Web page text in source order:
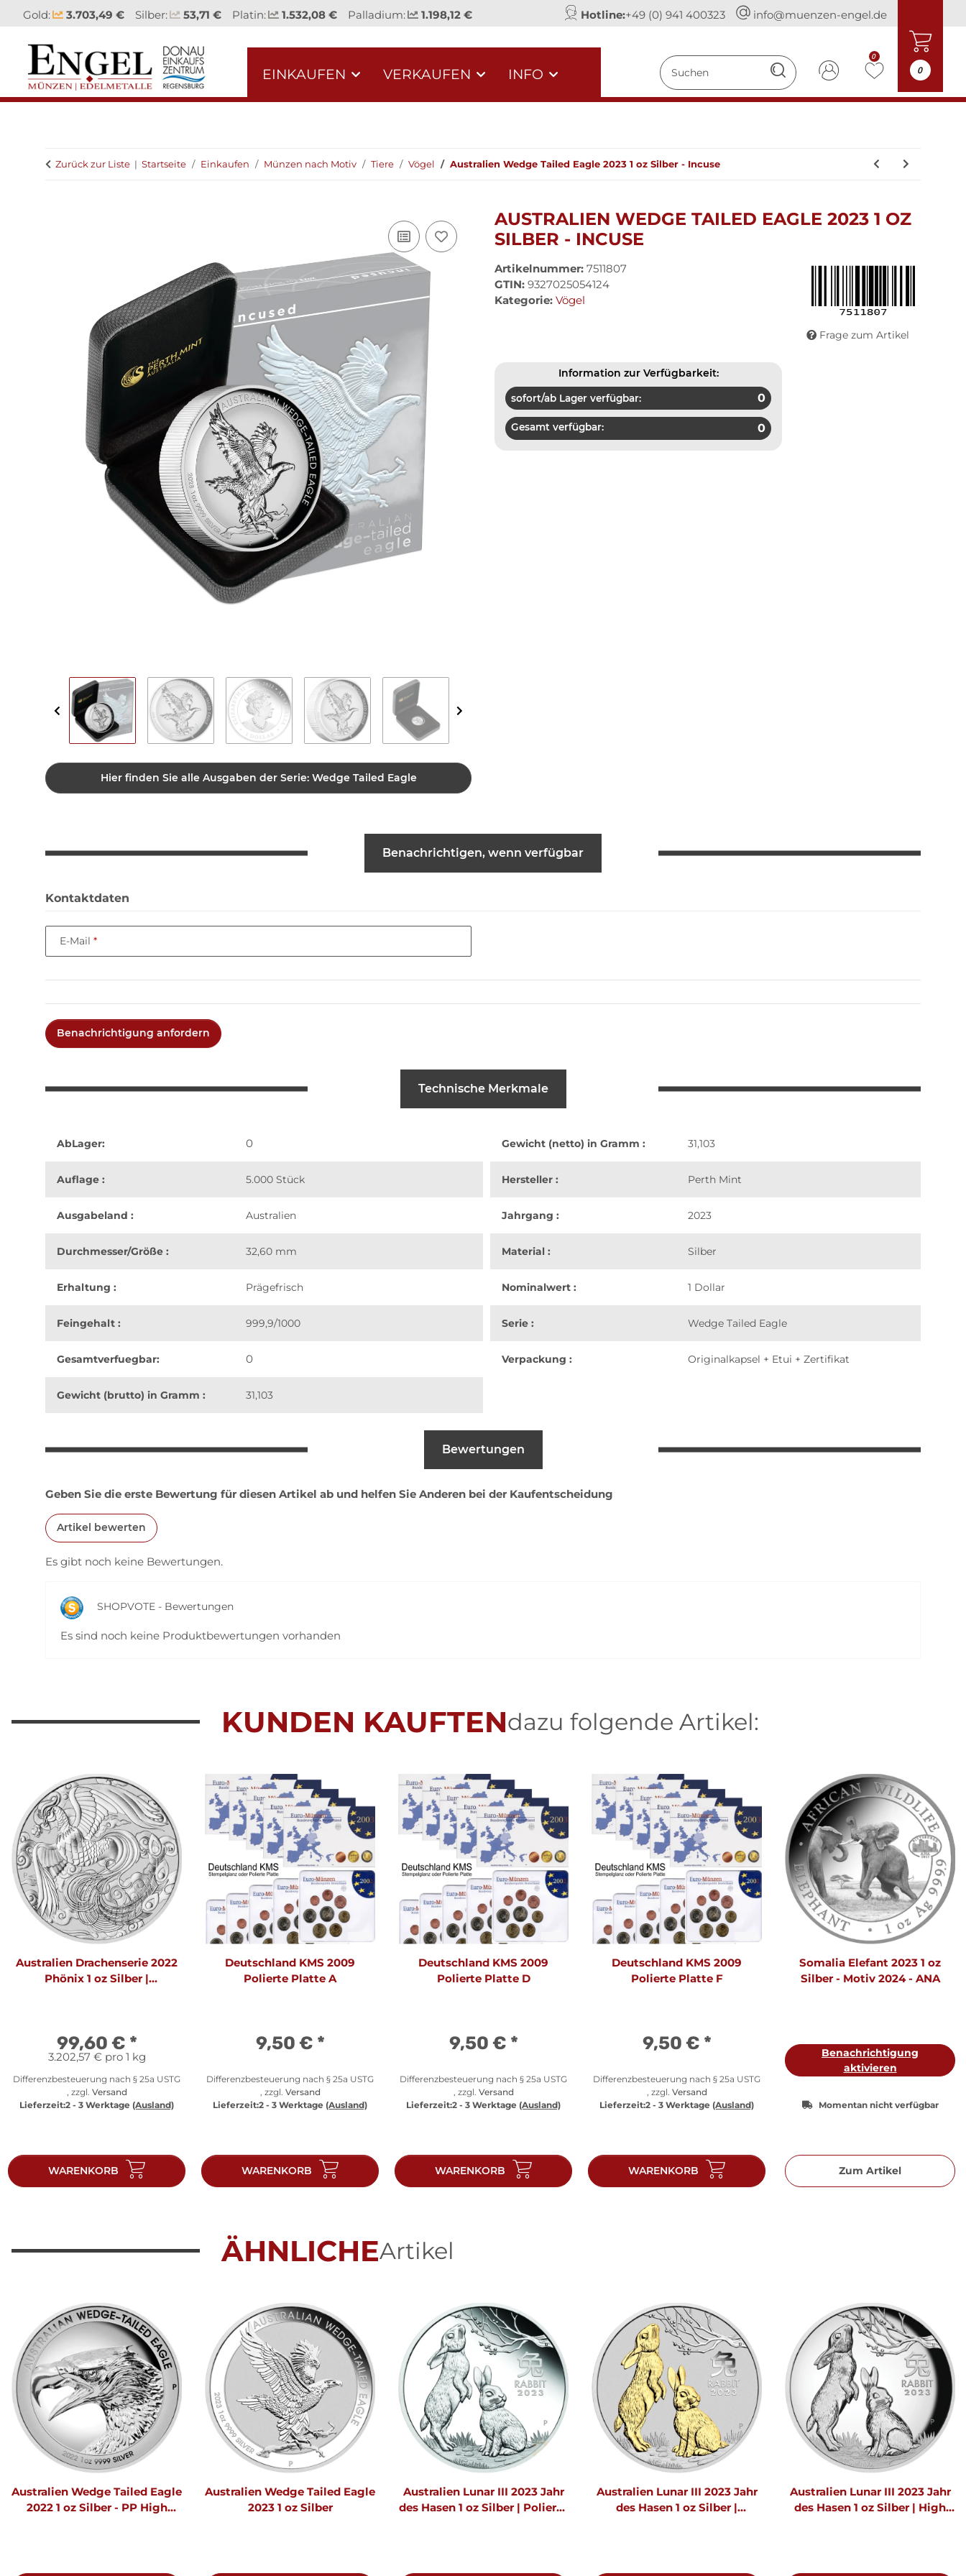
Gold: 3.703,49 € Silber: 53,71 € Platin: 1.532,08 € Palladium: 1.198,12 € Hotline:+49 (0) 941 400323 info@muenzen-engel.de
0
0
EINKAUFEN VERKAUFEN INFO
Zurück zur Liste Startseite Einkaufen Münzen nach Motiv Tiere Vögel Australien Wedge Tailed Eagle 2023 1 oz Silber - Incuse
Hier finden Sie alle Ausgaben der Serie: Wedge Tailed Eagle
AUSTRALIEN WEDGE TAILED EAGLE 2023 1 OZ
SILBER - INCUSE
Artikelnummer: 7511807
GTIN: 9327025054124
Kategorie: Vögel
Frage zum Artikel
Information zur Verfügbarkeit:
sofort/ab Lager verfügbar: 0
Gesamt verfügbar: 0
Benachrichtigen, wenn verfügbar
Kontaktdaten
E-Mail
Benachrichtigung anfordern
Technische Merkmale
AbLager: 0
Auflage : 5.000 Stück
Ausgabeland : Australien
Durchmesser/Größe : 32,60 mm
Erhaltung : Prägefrisch
Feingehalt : 999,9/1000
Gesamtverfuegbar: 0
Gewicht (brutto) in Gramm : 31,103
Gewicht (netto) in Gramm : 31,103
Hersteller : Perth Mint
Jahrgang : 2023
Material : Silber
Nominalwert : 1 Dollar
Serie : Wedge Tailed Eagle
Verpackung : Originalkapsel + Etui + Zertifikat
Bewertungen
Geben Sie die erste Bewertung für diesen Artikel ab und helfen Sie Anderen bei der Kaufentscheidung
Artikel bewerten
Es gibt noch keine Bewertungen.
SHOPVOTE - Bewertungen
Es sind noch keine Produktbewertungen vorhanden
KUNDEN KAUFTENdazu folgende Artikel:
Australien Drachenserie 2022
Phönix 1 oz Silber |
99,60 € *
3.202,57 € pro 1 kg
Differenzbesteuerung nach § 25a USTG
, zzgl. Versand
Lieferzeit:2 - 3 Werktage (Ausland)
WARENKORB
Deutschland KMS 2009
Polierte Platte A
9,50 € *
Differenzbesteuerung nach § 25a USTG
, zzgl. Versand
Lieferzeit:2 - 3 Werktage (Ausland)
WARENKORB
Deutschland KMS 2009
Polierte Platte D
9,50 € *
Differenzbesteuerung nach § 25a USTG
, zzgl. Versand
Lieferzeit:2 - 3 Werktage (Ausland)
WARENKORB
Deutschland KMS 2009
Polierte Platte F
9,50 € *
Differenzbesteuerung nach § 25a USTG
, zzgl. Versand
Lieferzeit:2 - 3 Werktage (Ausland)
WARENKORB
Somalia Elefant 2023 1 oz
Silber - Motiv 2024 - ANA
Benachrichtigung
aktivieren
Momentan nicht verfügbar
Zum Artikel
ÄHNLICHEArtikel
Australien Wedge Tailed Eagle
2022 1 oz Silber - PP High
Australien Wedge Tailed Eagle
2023 1 oz Silber
Australien Lunar III 2023 Jahr
des Hasen 1 oz Silber | Polierte
Australien Lunar III 2023 Jahr
des Hasen 1 oz Silber |
Australien Lunar III 2023 Jahr
des Hasen 1 oz Silber | High